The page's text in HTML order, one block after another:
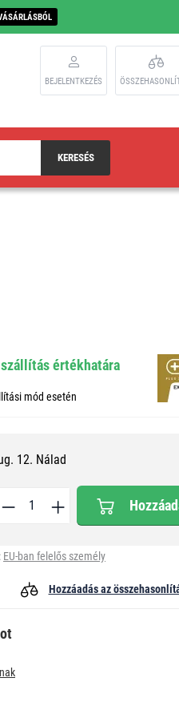
BEJELENTKEZÉS
KERESÉS
értékhatára
mód esetén
12. Nálad
EU-ban felelős személy
Hozzáadás az